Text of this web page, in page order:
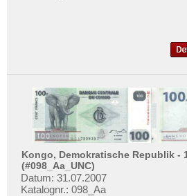
Kongo, Demokratische Republik -
(#098_Aa_UNC)
Datum: 31.07.2007
Katalognr.: 098_Aa